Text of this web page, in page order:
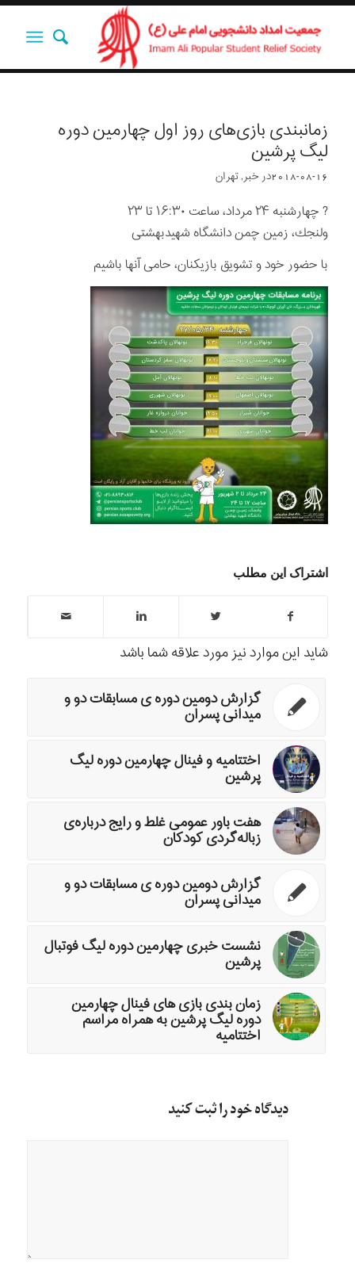
زمانبندی بازی‌های روز اول چهارمین دوره
لیگ پرشین
2018-08-16درخبر,تهران
? چهارشنبه ٢۴ مرداد، ساعت ١۶:٣٠ تا ٢٣
ولنجك، زمین چمن دانشگاه شهیدبهشتی
با حضور خود و تشویق بازیکنان، حامی آنها باشیم
اشتراک این مطلب
شاید این موارد نیز مورد علاقه شما باشد
گزارش دومین دوره ی مسابقات دو و
میدانی پسران
اختتامیه و فینال چهارمین دوره لیگ
پرشین
هفت باور عمومی غلط و رایج درباره‌ی
زباله‌گردی کودکان
گزارش دومین دوره ی مسابقات دو و
میدانی پسران
نشست خبری چهارمین دوره لیگ فوتبال
پرشین
زمان بندی بازی های فینال چهارمین
دوره لیگ پرشین به همراه مراسم
اختتامیه
دیدگاه خود را ثبت کنید